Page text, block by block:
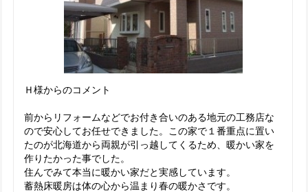
Ｈ様からのコメント
前からリフォームなどでお付き合いのある地元の工務店な
ので安心してお任せできました。この家で１番重点に置い
たのが北海道から両親が引っ越してくるため、暖かい家を
作りたかった事でした。
住んでみて本当に暖かい家だと実感しています。
蓄熱床暖房は体の心から温まり春の暖かさです。